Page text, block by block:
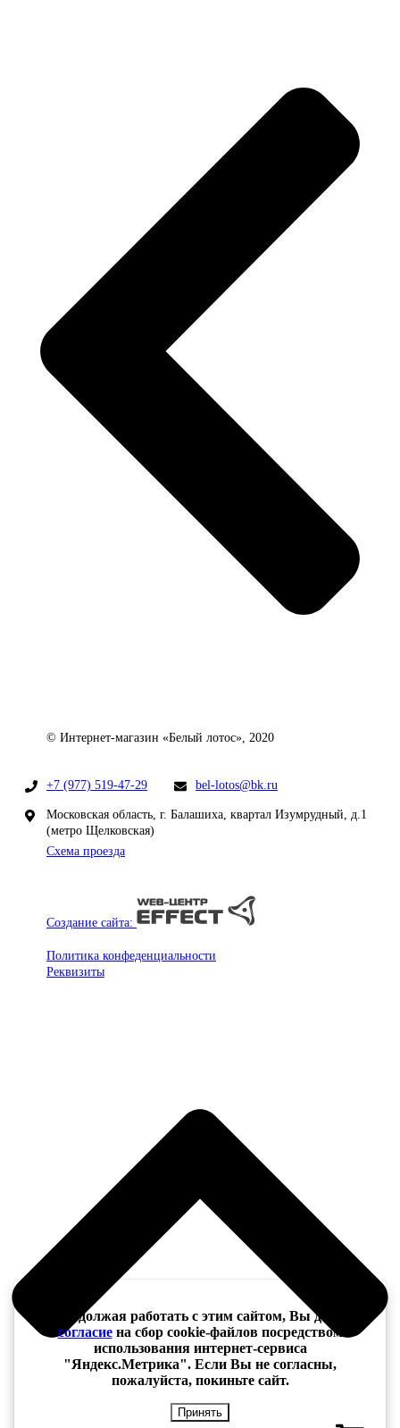
© Интернет-магазин «Белый лотос», 2020
+7 (977) 519-47-29 bel-lotos@bk.ru
Московская область, г. Балашиха, квартал Изумрудный, д.1
(метро Щелковская)
Схема проезда
Создание сайта:
Политика конфеденциальности
Реквизиты
Продолжая работать с этим сайтом, Вы даёте
согласиена сбор cookie-файлов посредством
использования интернет-сервиса
"Яндекс.Метрика". Если Вы не согласны,
пожалуйста, покиньте сайт.
Принять